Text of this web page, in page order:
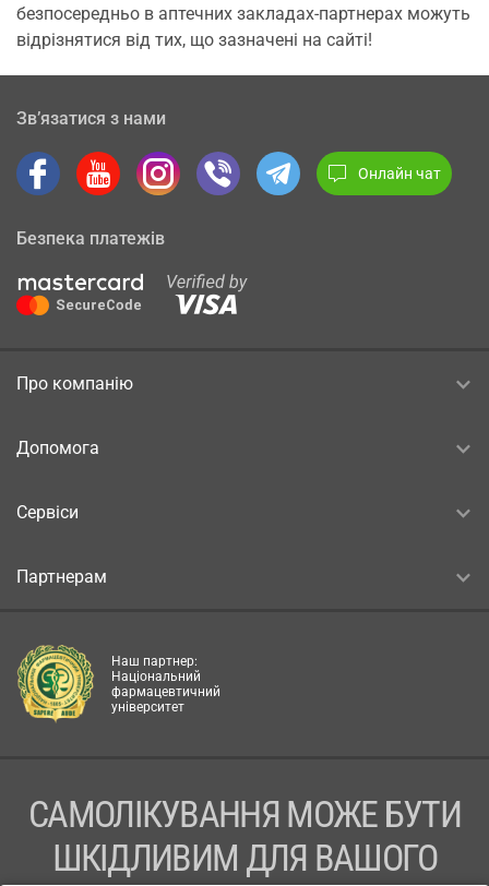
безпосередньо в аптечних закладах-партнерах можуть
відрізнятися від тих, що зазначені на сайті!
Зв’язатися з нами
Онлайн чат
Безпека платежів
Про компанію
Допомога
Сервіси
Партнерам
Наш партнер:
Національний
фармацевтичний
університет
САМОЛІКУВАННЯ МОЖЕ БУТИ
ШКІДЛИВИМ ДЛЯ ВАШОГО